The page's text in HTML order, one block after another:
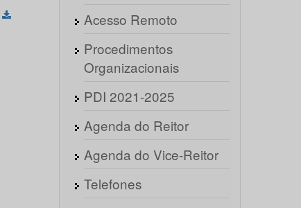
Acesso Remoto
Procedimentos
Organizacionais
PDI 2021-2025
Agenda do Reitor
Agenda do Vice-Reitor
Telefones